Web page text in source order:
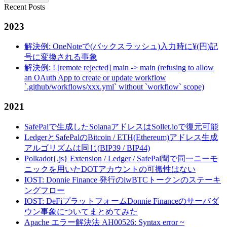
Recent Posts
2023
解決例: OneNoteで(バックスラッシュ)入力時に¥(円)記
号に変換される事象
解決例: ! [remote rejected] main -> main (refusing to allow
an OAuth App to create or update workflow
`.github/workflows/xxx.yml` without `workflow` scope)
2021
SafePalで生成したSolanaアドレスはSollet.ioで復元可能
LedgerとSafePalのBitcoin / ETH(Ethereum)アドレス生成
アルゴリズムは同じ(BIP39 / BIP44)
Polkadot{.js} Extension / Ledger / SafePal間で同一ニーモ
ニックを用いたDOTアカウントの可搬性はない
IOST: Donnie Finance 発行のiwBTCトークンのステーキ
ングフロー
IOST: DeFiプラットフォームDonnie Financeのサーバダ
ウン事象についてまとめてみた
Apache エラー解決法 AH00526: Syntax error ~